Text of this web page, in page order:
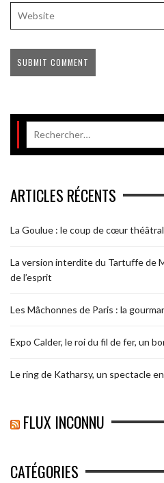
ARTICLES RÉCENTS
La Goulue : le coup de cœur théâtral
La version interdite du Tartuffe de
de l’esprit
Les Mâchonnes de Paris : la
Expo Calder, le roi du fil de fer, un
Le ring de Katharsy, un spectacle
FLUX INCONNU
CATÉGORIES